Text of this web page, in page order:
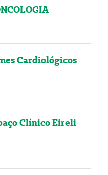
Cardiológicos
Clínico Eireli